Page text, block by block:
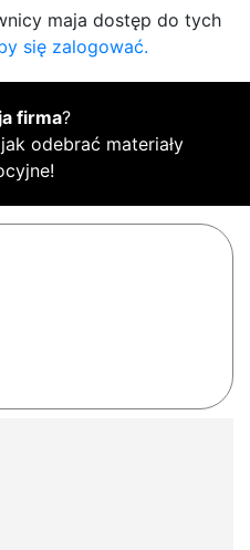
maja dostęp do tych
się zalogować.
firma?
odebrać materiały